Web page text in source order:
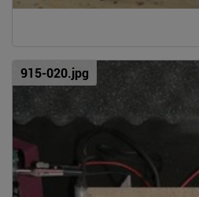
915-020.jpg